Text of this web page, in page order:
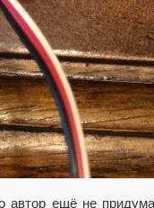
автор ещё не